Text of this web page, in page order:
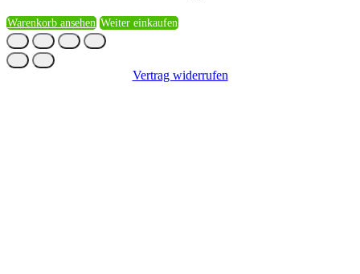
Warenkorb ansehen Weiter einkaufen
Vertrag widerrufen